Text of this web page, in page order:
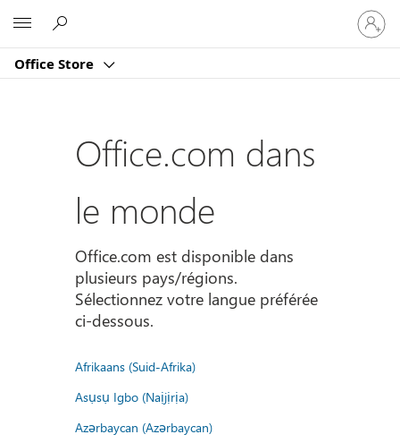
Office Store
vous
à
compte
Office.com dans
le monde
Office.com est disponible dans
plusieurs pays/régions.
Sélectionnez votre langue préférée
ci-dessous.
Afrikaans (Suid-Afrika)
Asụsụ Igbo (Naịjịrịa)
Azərbaycan (Azərbaycan)